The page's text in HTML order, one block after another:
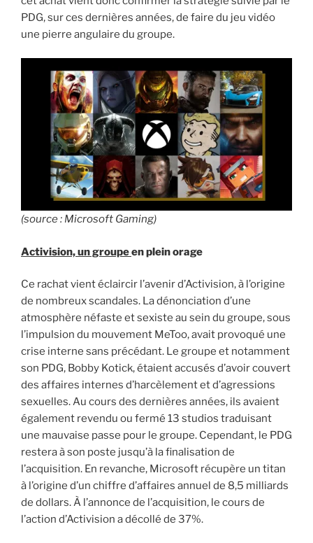
PDG, sur ces dernières années, de faire du jeu vidéo
une pierre angulaire du groupe.
(source : Microsoft Gaming)
Activision, un groupeen plein orage
Ce rachat vient éclaircir l’avenir d’Activision, à l’origine
de nombreux scandales. La dénonciation d’une
atmosphère néfaste et sexiste au sein du groupe, sous
l’impulsion du mouvement MeToo, avait provoqué une
crise interne sans précédant. Le groupe et notamment
son PDG, Bobby Kotick, étaient accusés d’avoir couvert
des affaires internes d’harcèlement et d’agressions
sexuelles. Au cours des dernières années, ils avaient
également revendu ou fermé 13 studios traduisant
une mauvaise passe pour le groupe. Cependant, le PDG
restera à son poste jusqu’à la finalisation de
l’acquisition. En revanche, Microsoft récupère un titan
à l’origine d’un chiffre d’affaires annuel de 8,5 milliards
de dollars. À l’annonce de l’acquisition, le cours de
l’action d’Activision a décollé de 37%.